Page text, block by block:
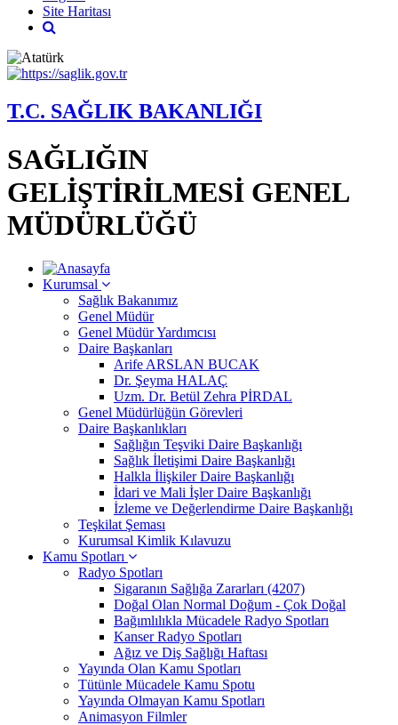
Site Haritası
T.C. SAĞLIK BAKANLIĞI
SAĞLIĞIN
GELİŞTİRİLMESİ GENEL
MÜDÜRLÜĞÜ
Kurumsal
Sağlık Bakanımız
Genel Müdür
Genel Müdür Yardımcısı
Daire Başkanları
Arife ARSLAN BUCAK
Dr. Şeyma HALAÇ
Uzm. Dr. Betül Zehra PİRDAL
Genel Müdürlüğün Görevleri
Daire Başkanlıkları
Sağlığın Teşviki Daire Başkanlığı
Sağlık İletişimi Daire Başkanlığı
Halkla İlişkiler Daire Başkanlığı
İdari ve Mali İşler Daire Başkanlığı
İzleme ve Değerlendirme Daire Başkanlığı
Teşkilat Şeması
Kurumsal Kimlik Kılavuzu
Kamu Spotları
Radyo Spotları
Sigaranın Sağlığa Zararları (4207)
Doğal Olan Normal Doğum - Çok Doğal
Bağımlılıkla Mücadele Radyo Spotları
Kanser Radyo Spotları
Ağız ve Diş Sağlığı Haftası
Yayında Olan Kamu Spotları
Tütünle Mücadele Kamu Spotu
Yayında Olmayan Kamu Spotları
Animasyon Filmler